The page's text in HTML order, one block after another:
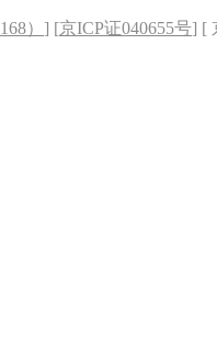
） ] [京ICP证040655号] [